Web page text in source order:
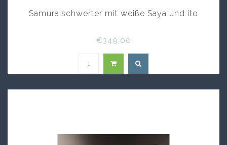
Samuraischwerter mit weiße Saya und ito
€349,00